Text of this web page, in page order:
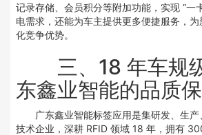
记录存储、会员积分等附加功能，实现 “一
电需求，还能为车主提供更多便捷服务，
化竞争优势。
三、18 年车规
东鑫业智能的品质
广东鑫业智能标签应用是集研发、生
技术企业，深耕 RFID 领域 18 年，拥有